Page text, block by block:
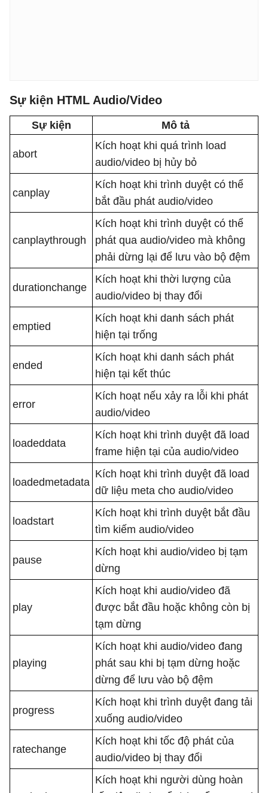
Sự kiện HTML Audio/Video
Sự kiện Mô tả
abort
Kích hoạt khi quá trình load
audio/video bị hủy bỏ
canplay
Kích hoạt khi trình duyệt có thể
bắt đầu phát audio/video
canplaythrough
Kích hoạt khi trình duyệt có thể
phát qua audio/video mà không
phải dừng lại để lưu vào bộ đệm
durationchange
Kích hoạt khi thời lượng của
audio/video bị thay đổi
emptied
Kích hoạt khi danh sách phát
hiện tại trống
ended
Kích hoạt khi danh sách phát
hiện tại kết thúc
error
Kích hoạt nếu xảy ra lỗi khi phát
audio/video
loadeddata
Kích hoạt khi trình duyệt đã load
frame hiện tại của audio/video
loadedmetadata
Kích hoạt khi trình duyệt đã load
dữ liệu meta cho audio/video
loadstart
Kích hoạt khi trình duyệt bắt đầu
tìm kiếm audio/video
pause
Kích hoạt khi audio/video bị tạm
dừng
play
Kích hoạt khi audio/video đã
được bắt đầu hoặc không còn bị
tạm dừng
playing
Kích hoạt khi audio/video đang
phát sau khi bị tạm dừng hoặc
dừng để lưu vào bộ đệm
progress
Kích hoạt khi trình duyệt đang tải
xuống audio/video
ratechange
Kích hoạt khi tốc độ phát của
audio/video bị thay đổi
Kích hoạt khi người dùng hoàn